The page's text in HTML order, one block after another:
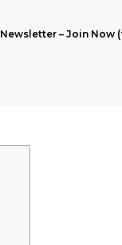
Newsletter – Join Now